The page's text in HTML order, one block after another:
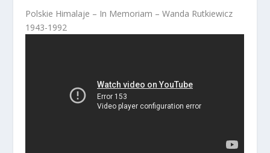
Polskie Himalaje – In Memoriam – Wanda Rutkiewicz
1943-1992